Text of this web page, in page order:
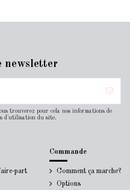
newsletter
trouverez pour cela nos informations de
d'utilisation du site.
part
Commande
Comment ça marche?
Options